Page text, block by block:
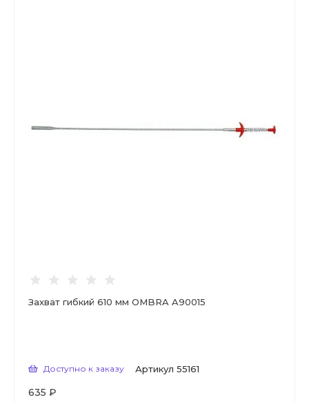
Захват гибкий 610 мм OMBRA A90015
Доступно к заказу Артикул 55161
635 ₽